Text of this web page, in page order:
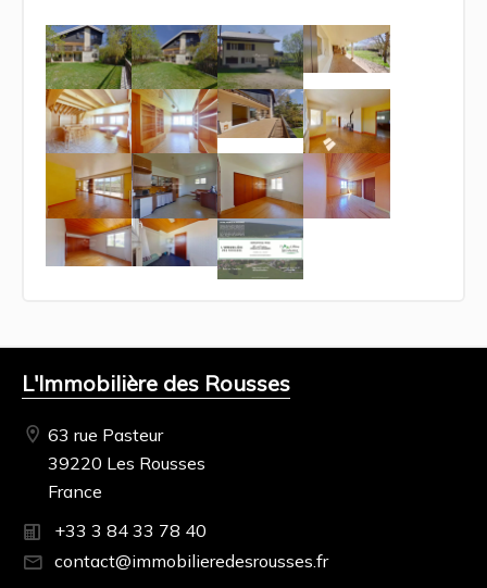
L'Immobilière des Rousses
63 rue Pasteur
39220 Les Rousses
France
+33 3 84 33 78 40
contact@immobilieredesrousses.fr